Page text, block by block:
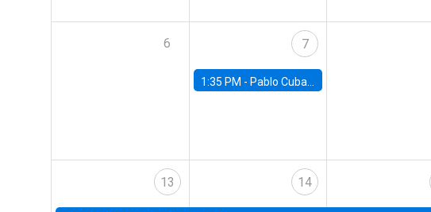
6 7
1:35 PM - Pablo Cuba, FED Board
13 14